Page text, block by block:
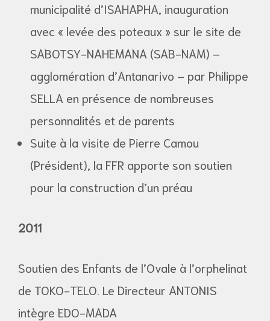
municipalité d’ISAHAPHA, inauguration
avec « levée des poteaux » sur le site de
SABOTSY-NAHEMANA (SAB-NAM) –
agglomération d’Antanarivo – par Philippe
SELLA en présence de nombreuses
personnalités et de parents
Suite à la visite de Pierre Camou
(Président), la FFR apporte son soutien
pour la construction d’un préau
2011
Soutien des Enfants de l’Ovale à l’orphelinat
de TOKO-TELO. Le Directeur ANTONIS
intègre EDO-MADA